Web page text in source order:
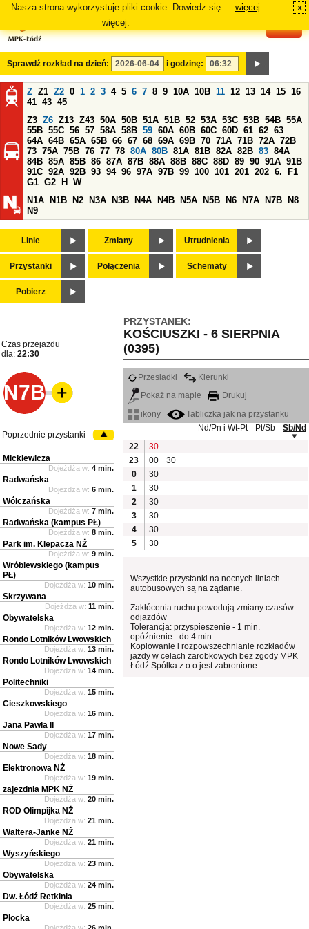
Nasza strona wykorzystuje pliki cookie. Dowiedz się
więcej.
więcej x
Sprawdź rozkład na dzień: i godzinę:
Z Z1 Z2 0 1 2 3 4 5 6 7 8 9 10A 10B 11 12 13 14 15 16
41 43 45
Z3 Z6 Z13 Z43 50A 50B 51A 51B 52 53A 53C 53B 54B 55A
55B 55C 56 57 58A 58B 59 60A 60B 60C 60D 61 62 63
64A 64B 65A 65B 66 67 68 69A 69B 70 71A 71B 72A 72B
73 75A 75B 76 77 78 80A 80B 81A 81B 82A 82B 83 84A
84B 85A 85B 86 87A 87B 88A 88B 88C 88D 89 90 91A 91B
91C 92A 92B 93 94 96 97A 97B 99 100 101 201 202 6.
F1
G1 G2 H
W
N1A
N1B N2 N3A N3B N4A N4B N5A N5B N6 N7A N7B
N8
N9
Linie Zmiany Utrudnienia
Przystanki Połączenia Schematy
Pobierz
PRZYSTANEK:
KOŚCIUSZKI - 6 SIERPNIA
(0395)
Czas przejazdu
dla: 22:30
N7B
Przesiadki
Kierunki
Pokaż na mapie
Drukuj
ikony
Tabliczka jak na przystanku
Nd/Pn i Wt-Pt
Pt/Sb
Sb/Nd
22
30
23
00
30
0
30
1
30
2
30
3
30
4
30
5
30
Wszystkie przystanki na nocnych liniach
autobusowych są na żądanie.
Zakłócenia ruchu powodują zmiany czasów
odjazdów
Tolerancja: przyspieszenie - 1 min.
opóźnienie - do 4 min.
Kopiowanie i rozpowszechnianie rozkładów
jazdy w celach zarobkowych bez zgody MPK
Łódź Spółka z o.o jest zabronione.
Poprzednie przystanki
Mickiewicza
Dojeżdża w: 4 min.
Radwańska
Dojeżdża w: 6 min.
Wólczańska
Dojeżdża w: 7 min.
Radwańska (kampus PŁ)
Dojeżdża w: 8 min.
Park im. Klepacza NŻ
Dojeżdża w: 9 min.
Wróblewskiego (kampus
PŁ)
Dojeżdża w: 10 min.
Skrzywana
Dojeżdża w: 11 min.
Obywatelska
Dojeżdża w: 12 min.
Rondo Lotników Lwowskich
Dojeżdża w: 13 min.
Rondo Lotników Lwowskich
Dojeżdża w: 14 min.
Politechniki
Dojeżdża w: 15 min.
Cieszkowskiego
Dojeżdża w: 16 min.
Jana Pawła II
Dojeżdża w: 17 min.
Nowe Sady
Dojeżdża w: 18 min.
Elektronowa NŻ
Dojeżdża w: 19 min.
zajezdnia MPK NŻ
Dojeżdża w: 20 min.
ROD Olimpijka NŻ
Dojeżdża w: 21 min.
Waltera-Janke NŻ
Dojeżdża w: 21 min.
Wyszyńskiego
Dojeżdża w: 23 min.
Obywatelska
Dojeżdża w: 24 min.
Dw. Łódź Retkinia
Dojeżdża w: 25 min.
Plocka